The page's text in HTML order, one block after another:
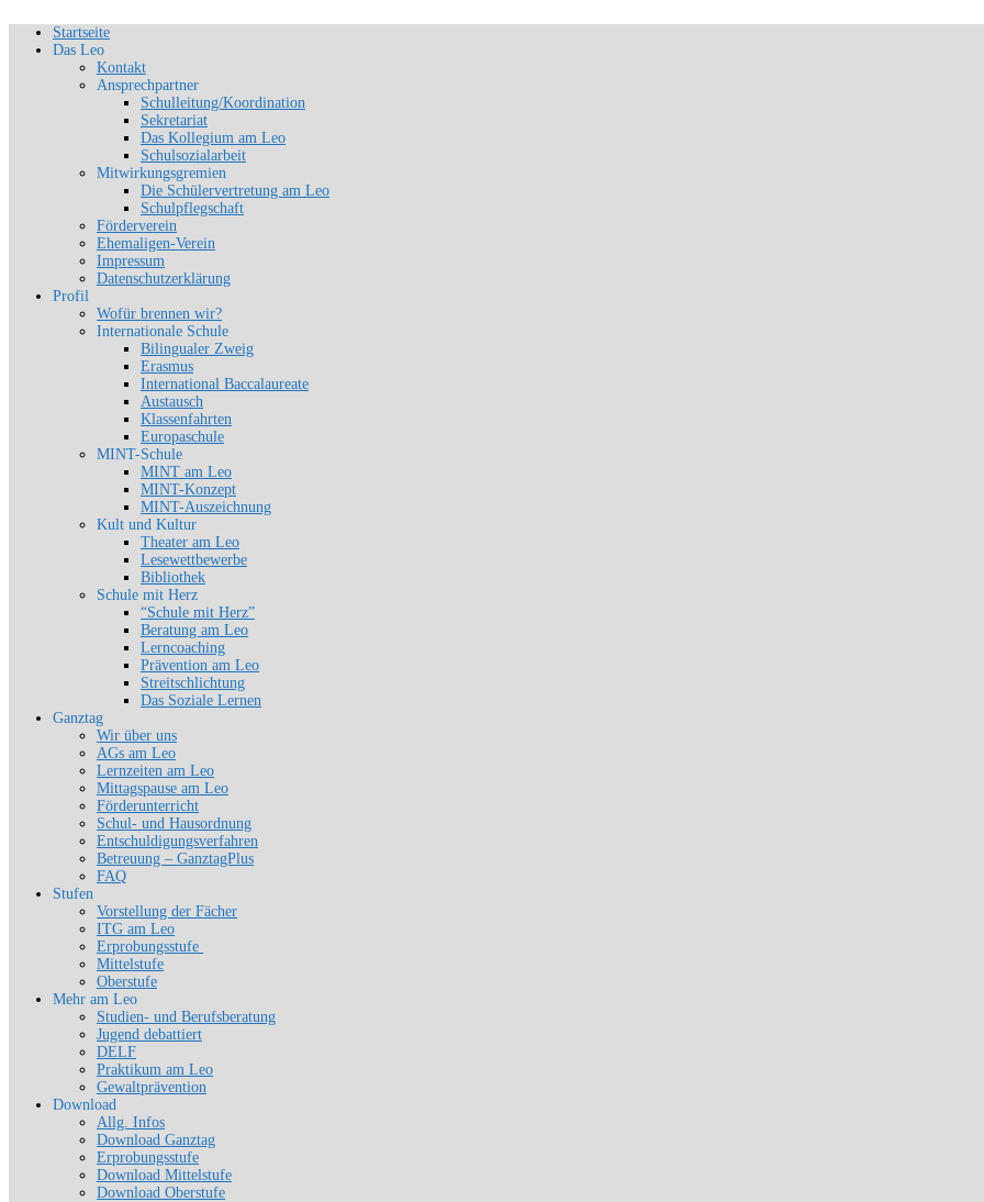
Zum
Inhalt
SLG-Aachen
Schön, dich zu sehen
Startseite
Das Leo
Kontakt
Ansprechpartner
Schulleitung/Koordination
Sekretariat
Das Kollegium am Leo
Schulsozialarbeit
Mitwirkungsgremien
Die Schülervertretung am Leo
Schulpflegschaft
Förderverein
Ehemaligen-Verein
Impressum
Datenschutzerklärung
Profil
Wofür brennen wir?
Internationale Schule
Bilingualer Zweig
Erasmus
International Baccalaureate
Austausch
Klassenfahrten
Europaschule
MINT-Schule
MINT am Leo
MINT-Konzept
MINT-Auszeichnung
Kult und Kultur
Theater am Leo
Lesewettbewerbe
Bibliothek
Schule mit Herz
“Schule mit Herz”
Beratung am Leo
Lerncoaching
Prävention am Leo
Streitschlichtung
Das Soziale Lernen
Ganztag
Wir über uns
AGs am Leo
Lernzeiten am Leo
Mittagspause am Leo
Förderunterricht
Schul- und Hausordnung
Entschuldigungsverfahren
Betreuung – GanztagPlus
FAQ
Stufen
Vorstellung der Fächer
ITG am Leo
Erprobungsstufe
Mittelstufe
Oberstufe
Mehr am Leo
Studien- und Berufsberatung
Jugend debattiert
DELF
Praktikum am Leo
Gewaltprävention
Download
Allg. Infos
Download Ganztag
Erprobungsstufe
Download Mittelstufe
Download Oberstufe